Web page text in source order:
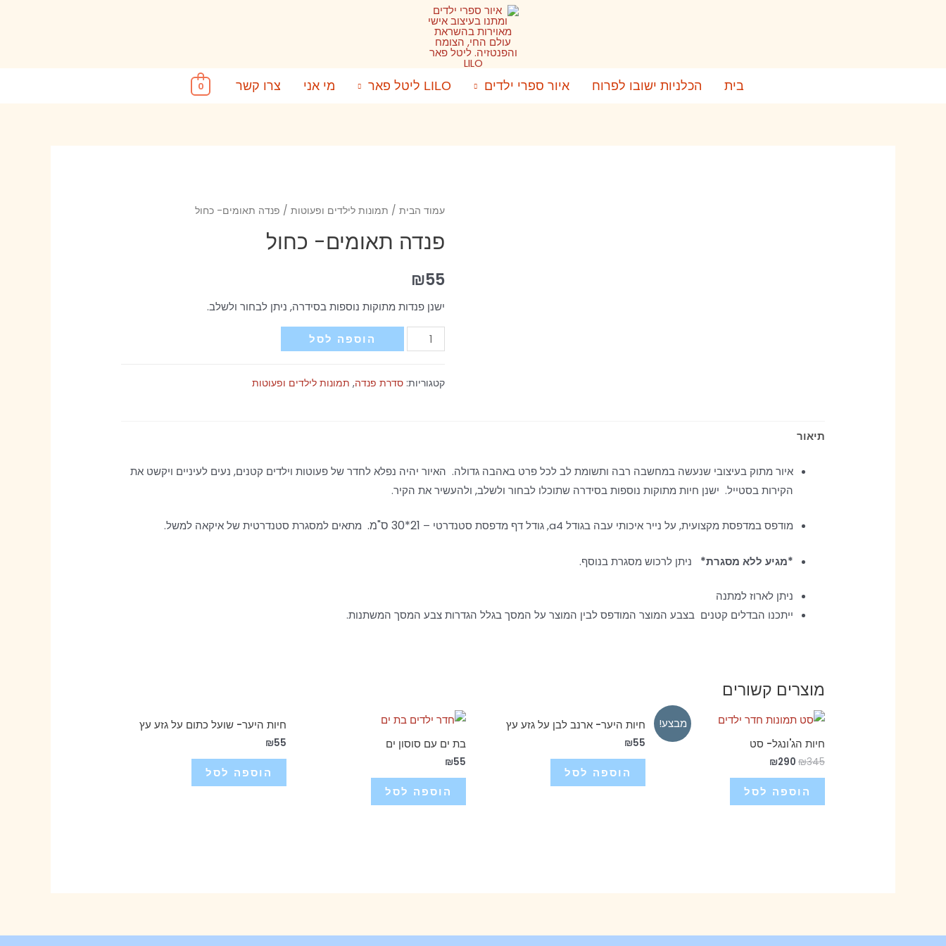
בית הכלניות ישובו לפרוח איור ספרי ילדים LILO ליטל פאר מי אני צרו קשר 0
עמוד הבית / תמונות לילדים ופעוטות / פנדה תאומים- כחול
פנדה תאומים- כחול
₪55
ישנן פנדות מתוקות נוספות בסידרה, ניתן לבחור ולשלב.
כמות
של
תאומים-
הוספה לסל
קטגוריות: סדרת פנדה, תמונות לילדים ופעוטות
תיאור
איור מתוק בעיצובי שנעשה במחשבה רבה ותשומת לב לכל פרט באהבה גדולה. האיור יהיה נפלא לחדר של פעוטות וילדים קטנים, נעים לעיניים ויקשט את
הקירות בסטייל. ישנן חיות מתוקות נוספות בסידרה שתוכלו לבחור ולשלב, ולהעשיר את הקיר.
מודפס במדפסת מקצועית, על נייר איכותי עבה בגודל a4, גודל דף מדפסת סטנדרטי – 21*30 ס"מ. מתאים למסגרת סטנדרטית של איקאה למשל.
*מגיע ללא מסגרת* ניתן לרכוש מסגרת בנוסף.
ניתן לארוז למתנה
ייתכנו הבדלים קטנים בצבע המוצר המודפס לבין המוצר על המסך בגלל הגדרות צבע המסך המשתנות.
מוצרים קשורים
מבצע!
חיות הג'ונגל- סט
₪345
₪290
הוספה לסל
חיות היער- ארנב לבן על גזע עץ
₪55
הוספה לסל
בת ים עם סוסון ים
₪55
הוספה לסל
חיות היער- שועל כתום על גזע עץ
₪55
הוספה לסל